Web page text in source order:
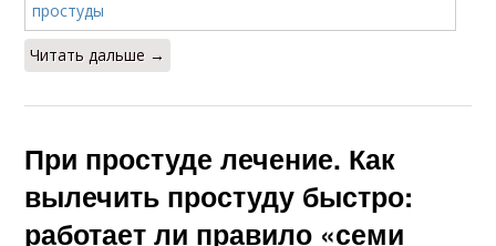
Читать дальше →
При простуде лечение. Как
вылечить простуду быстро:
работает ли правило «семи